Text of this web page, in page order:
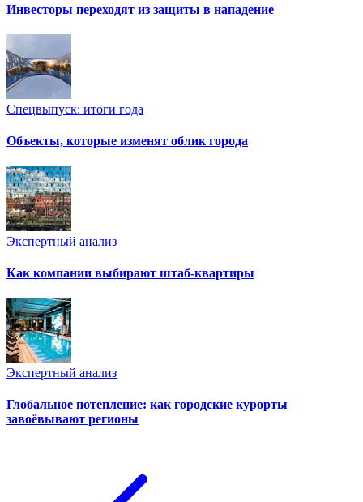
Инвесторы переходят из защиты в нападение
Спецвыпуск: итоги года
Объекты, которые изменят облик города
Экспертный анализ
Как компании выбирают штаб-квартиры
Экспертный анализ
Глобальное потепление: как городские курорты
завоёвывают регионы